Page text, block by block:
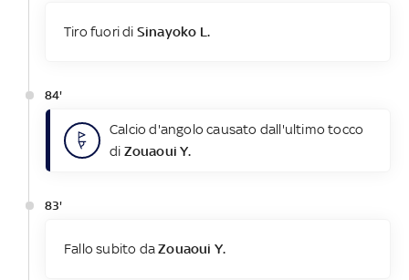
Tiro fuori di Sinayoko L.
84'
Calcio d'angolo causato dall'ultimo tocco
di Zouaoui Y.
83'
Fallo subito daZouaoui Y.